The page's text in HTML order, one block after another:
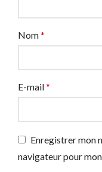
Nom*
E-mail*
Enregistrer mon
navigateur pour